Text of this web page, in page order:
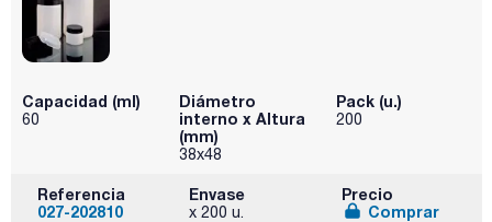
Capacidad (ml)
60
Diámetro
interno x Altura
(mm)
38x48
Pack (u.)
200
Referencia
027-202810
Envase
x 200 u.
Precio
Comprar